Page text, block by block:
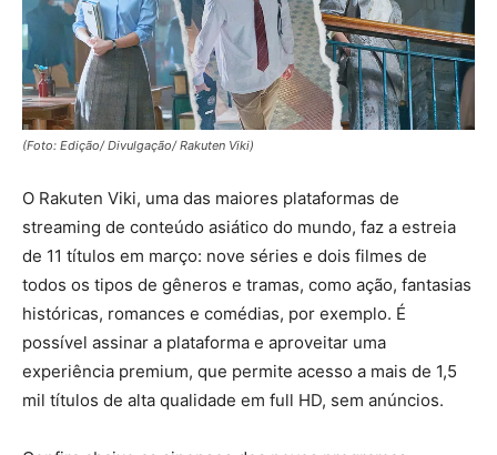
(Foto: Edição/ Divulgação/ Rakuten Viki)
O Rakuten Viki, uma das maiores plataformas de
streaming de conteúdo asiático do mundo, faz a estreia
de 11 títulos em março: nove séries e dois filmes de
todos os tipos de gêneros e tramas, como ação, fantasias
históricas, romances e comédias, por exemplo. É
possível assinar a plataforma e aproveitar uma
experiência premium, que permite acesso a mais de 1,5
mil títulos de alta qualidade em full HD, sem anúncios.